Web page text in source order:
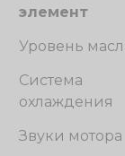
элемент
Уровень
Система
охлаждения
Звуки мотора